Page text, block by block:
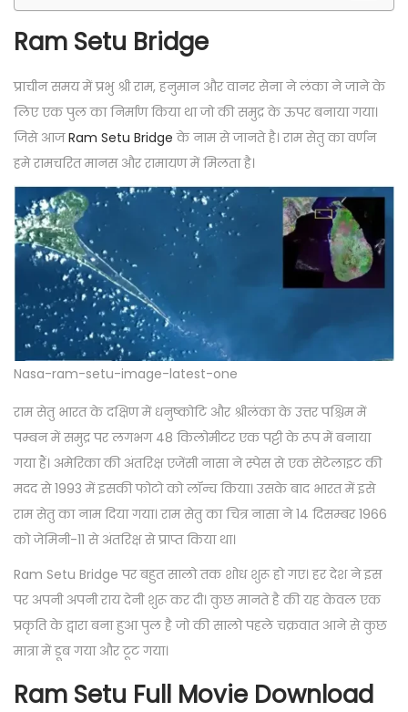
Ram Setu Bridge
प्राचीन समय में प्रभु श्री राम, हनुमान और वानर सेना ने लंका ने जाने के
लिए एक पुल का निर्माण किया था जो की समुद्र के ऊपर बनाया गया।
जिसे आजRam Setu Bridge के नाम से जानते है। राम सेतु का वर्णन
हमे रामचरित मानस और रामायण में मिलता है।
Nasa-ram-setu-image-latest-one
राम सेतु भारत के दक्षिण में धनुष्कोटि और श्रीलंका के उत्तर पश्चिम में
पम्बन में समुद्र पर लगभग 48 किलोमीटर एक पट्टी के रूप में बनाया
गया हैं। अमेरिका की अंतरिक्ष एजेंसी नासा ने स्पेस से एक सेटेलाइट की
मदद से 1993 में इसकी फोटो को लॉन्च किया। उसके बाद भारत में इसे
राम सेतु का नाम दिया गया। राम सेतु का चित्र नासा ने 14 दिसम्बर 1966
को जेमिनी-11 से अंतरिक्ष से प्राप्त किया था।
Ram Setu Bridge पर बहुत सालो तक शोध शुरू हो गए। हर देश ने इस
पर अपनी अपनी राय देनी शुरू कर दी। कुछ मानते है की यह केवल एक
प्रकृति के द्वारा बना हुआ पुल है जो की सालो पहले चक्रवात आने से कुछ
मात्रा में डूब गया और टूट गया।
Ram Setu Full Movie Download